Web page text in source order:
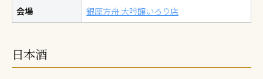
会場
銀座方舟 大吟醸いろり店
日本酒